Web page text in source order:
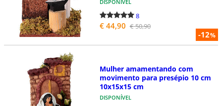
-12%
DISPONÍVEL
8
€ 44,90 € 50,90
Mulher amamentando com
movimento para presépio 10 cm
10x15x15 cm
DISPONÍVEL